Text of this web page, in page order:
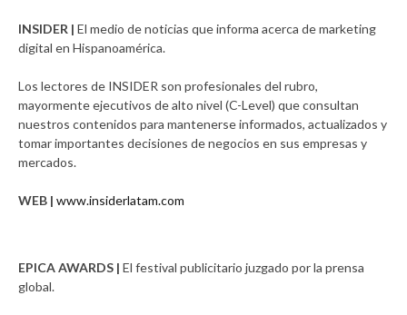
INSIDER | El medio de noticias que informa acerca de marketing
digital en Hispanoamérica.
Los lectores de INSIDER son profesionales del rubro,
mayormente ejecutivos de alto nivel (C-Level) que consultan
nuestros contenidos para mantenerse informados, actualizados y
tomar importantes decisiones de negocios en sus empresas y
mercados.
WEB | www.insiderlatam.com
EPICA AWARDS | El festival publicitario juzgado por la prensa
global.